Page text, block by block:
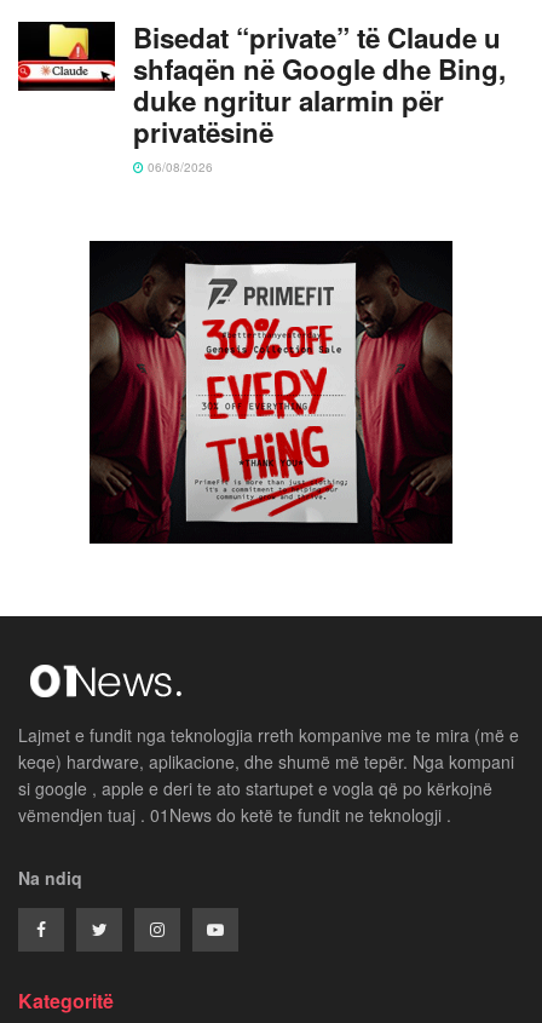
Bisedat “private” të Claude u
shfaqën në Google dhe Bing,
duke ngritur alarmin për
privatësinë
06/08/2026
Lajmet e fundit nga teknologjia rreth kompanive me te mira (më e
keqe) hardware, aplikacione, dhe shumë më tepër. Nga kompani
si google , apple e deri te ato startupet e vogla që po kërkojnë
vëmendjen tuaj . 01News do ketë te fundit ne teknologji .
Na ndiq
Kategoritë